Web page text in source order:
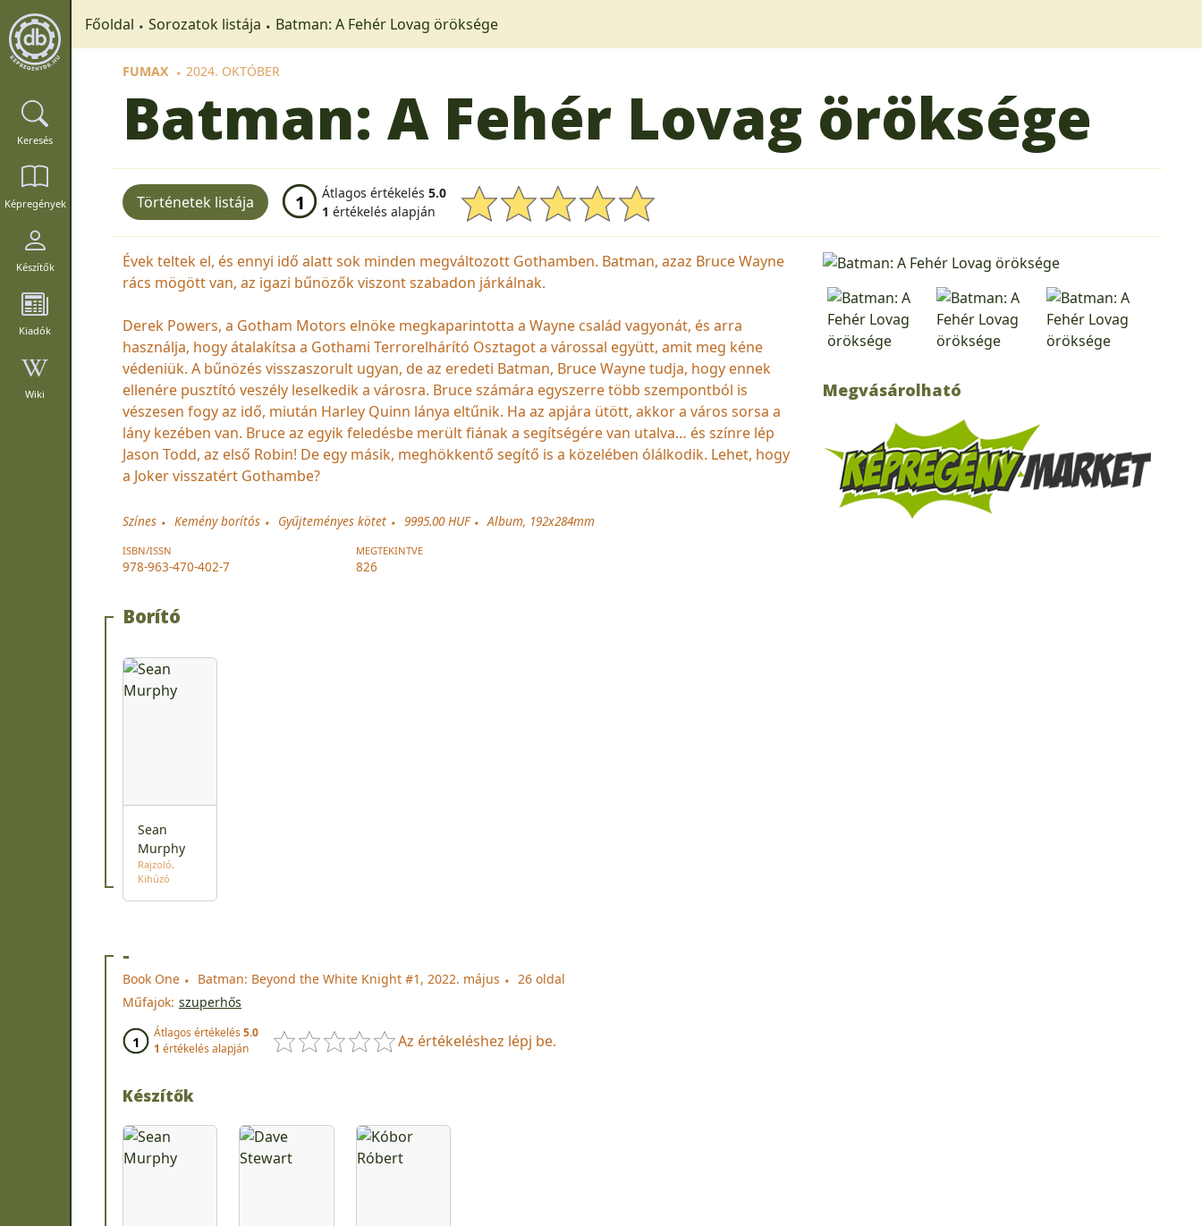
Keresés
Képregények
Készítők
Kiadók
Wiki
Főoldal Sorozatok listája Batman: A Fehér Lovag öröksége
FUMAX 2024. OKTÓBER
Batman: A Fehér Lovag öröksége
Történetek listája 1 Átlagos értékelés 5.0
1 értékelés alapján
Évek teltek el, és ennyi idő alatt sok minden megváltozott Gothamben. Batman, azaz Bruce Wayne
rács mögött van, az igazi bűnözők viszont szabadon járkálnak.
Derek Powers, a Gotham Motors elnöke megkaparintotta a Wayne család vagyonát, és arra
használja, hogy átalakítsa a Gothami Terrorelhárító Osztagot a várossal együtt, amit meg kéne
védeniük. A bűnözés visszaszorult ugyan, de az eredeti Batman, Bruce Wayne tudja, hogy ennek
ellenére pusztító veszély leselkedik a városra. Bruce számára egyszerre több szempontból is
vészesen fogy az idő, miután Harley Quinn lánya eltűnik. Ha az apjára ütött, akkor a város sorsa a
lány kezében van. Bruce az egyik feledésbe merült fiának a segítségére van utalva… és színre lép
Jason Todd, az első Robin! De egy másik, meghökkentő segítő is a közelében ólálkodik. Lehet, hogy
a Joker visszatért Gothambe?
Színes Kemény borítós Gyűjteményes kötet 9995.00 HUF Album, 192x284mm
ISBN/ISSN
978-963-470-402-7
MEGTEKINTVE
826
Borító
Sean
Murphy
Rajzoló
Kihúzó
-
Book One Batman: Beyond the White Knight #1, 2022. május
26 oldal
Műfajok: szuperhős
1
Átlagos értékelés 5.0
1 értékelés alapján Az értékeléshez lépj be.
Készítők
Megvásárolható